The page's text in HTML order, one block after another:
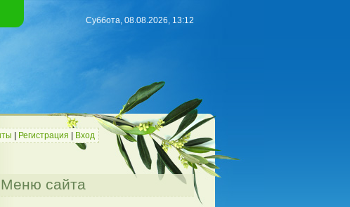
Суббота, 08.08.2026, 13:12
Регистрация Вход
Меню сайта